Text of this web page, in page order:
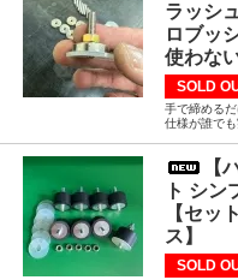
ラッシ
ロブッ
使わな
SOLD
手で締める
仕様が誰で
【
ト シ
【セッ
ス】
SOLD